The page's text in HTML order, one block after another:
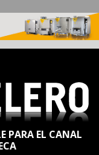
PARA EL CANAL